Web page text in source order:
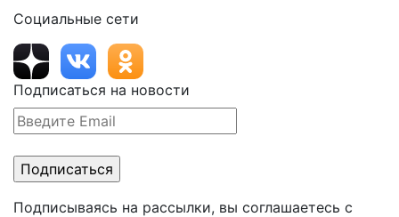
Социальные сети
Подписаться на новости
Подписываясь на рассылки, вы соглашаетесь с